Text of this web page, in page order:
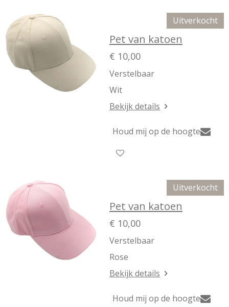
Uitverkocht
Pet van katoen
€ 10,00
Verstelbaar
Wit
Bekijk details
Houd mij op de hoogte
Uitverkocht
Pet van katoen
€ 10,00
Verstelbaar
Rose
Bekijk details
Houd mij op de hoogte